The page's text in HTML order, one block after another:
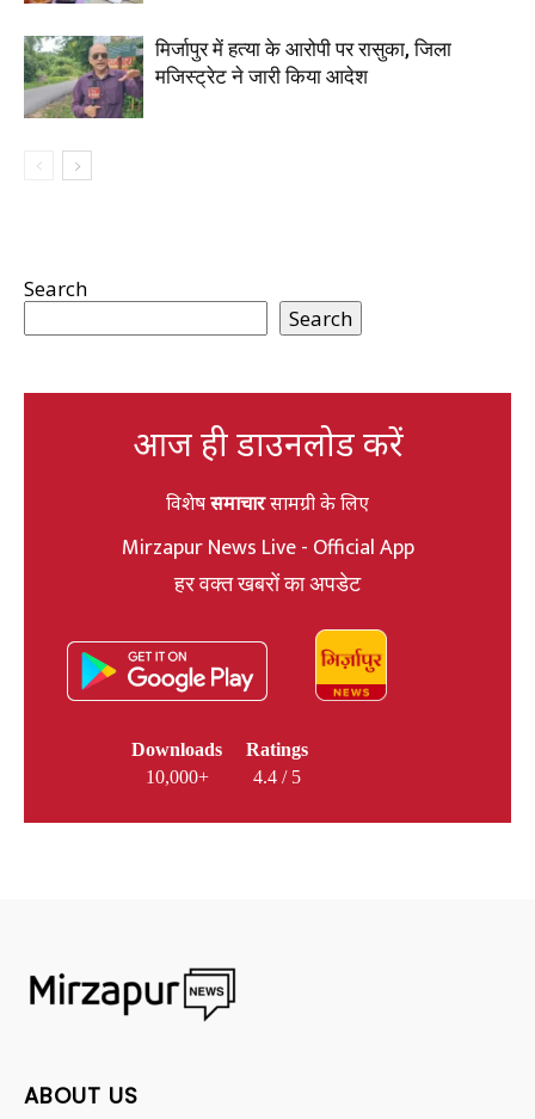
मिर्जापुर में हत्या के आरोपी पर रासुका, जिला
मजिस्ट्रेट ने जारी किया आदेश
Search
Search
आज ही डाउनलोड करें
विशेषसमाचारसामग्री के लिए
Mirzapur News Live - Official App
हर वक्त खबरों का अपडेट
Downloads
10,000+
Ratings
4.4 / 5
ABOUT US